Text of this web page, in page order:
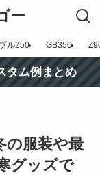
ー
ル250 GB350
タム例まとめ
の服装や最
グッズで